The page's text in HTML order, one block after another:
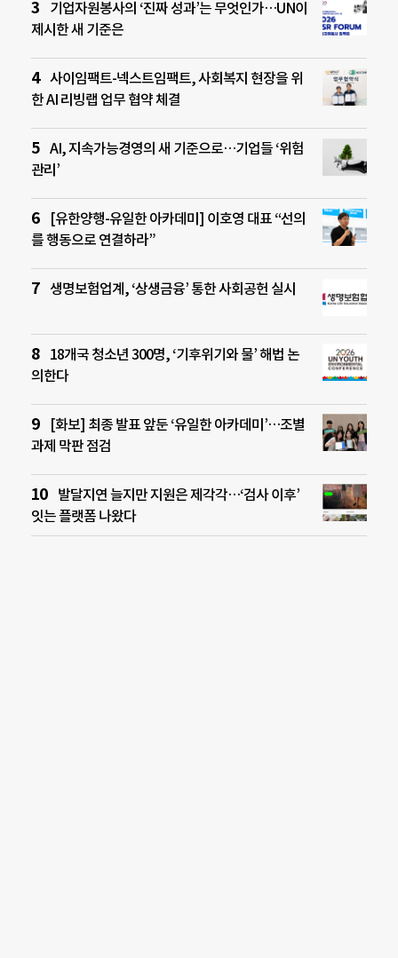
기업자원봉사의 ‘진짜 성과’는 무엇인가…UN이
제시한 새 기준은
사이임팩트-넥스트임팩트, 사회복지 현장을 위
한 AI 리빙랩 업무 협약 체결
AI, 지속가능경영의 새 기준으로…기업들 ‘위험
관리’
[유한양행-유일한 아카데미] 이호영 대표 “선의
를 행동으로 연결하라”
생명보험업계, ‘상생금융’ 통한 사회공헌 실시
18개국 청소년 300명, ‘기후위기와 물’ 해법 논
의한다
[화보] 최종 발표 앞둔 ‘유일한 아카데미’…조별
과제 막판 점검
발달지연 늘지만 지원은 제각각…‘검사 이후’
잇는 플랫폼 나왔다